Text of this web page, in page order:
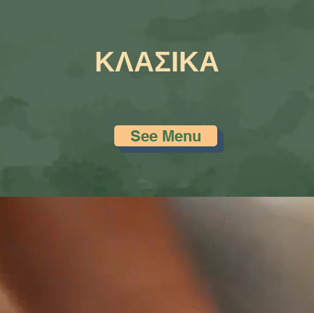
ΚΛΑΣΙΚΑ
See Menu